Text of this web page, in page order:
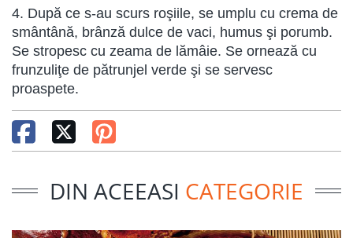
4. După ce s-au scurs roşiile, se umplu cu crema de
smântână, brânză dulce de vaci, humus şi porumb.
Se stropesc cu zeama de lămâie. Se ornează cu
frunzuliţe de pătrunjel verde şi se servesc
proaspete.
DIN ACEEASI CATEGORIE